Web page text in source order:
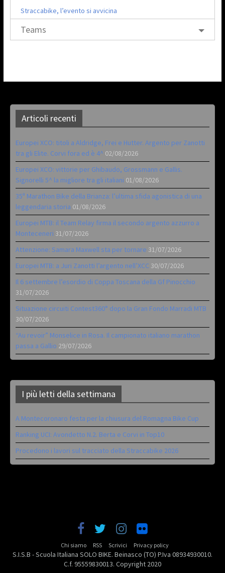
Straccabike, l’evento si avvicina
Teams
Articoli recenti
Europei XCO: titoli a Aldridge, Frei e Hutter. Argento per Zanotti
tra gli Elite. Corvi fora ed è 4^ 02/08/2026
Europei XCO: vittorie per Ghibaudo, Grossmann e Gallis.
Signorelli 5^ la migliore tra gli italiani 01/08/2026
35ª Marathon Bike della Brianza: l’ultima sfida agonistica di una
leggendaria storia 01/08/2026
Europei MTB: il Team Relay firma il secondo argento azzurro a
Monteceneri 31/07/2026
Attenzione: Samara Maxwell sta per tornare 31/07/2026
Europei MTB: a Juri Zanotti l’argento nell’XCC 30/07/2026
Il 6 settembre l’esordio di Coppa Toscana della Gf Pinocchio
31/07/2026
Situazione circuiti Contest360° dopo la Gran Fondo Marradi MTB
30/07/2026
“Au revoir” Monselice in Rosa. Il campionato italiano marathon
passa a Gallio 29/07/2026
I più letti della settimana
A Montecoronaro festa per la chiusura del Romagna Bike Cup
Ranking UCI: Avondetto N.2. Berta e Corvi in Top10
Procedono i lavori sul tracciato della Straccabike 2026
Chi siamo RSS Scrivici Privacy policy
S.I.S.B - Scuola Italiana SOLO BIKE. Beinasco (TO) P.Iva 08934930010.
C.f. 95559830013. Copyright 2020